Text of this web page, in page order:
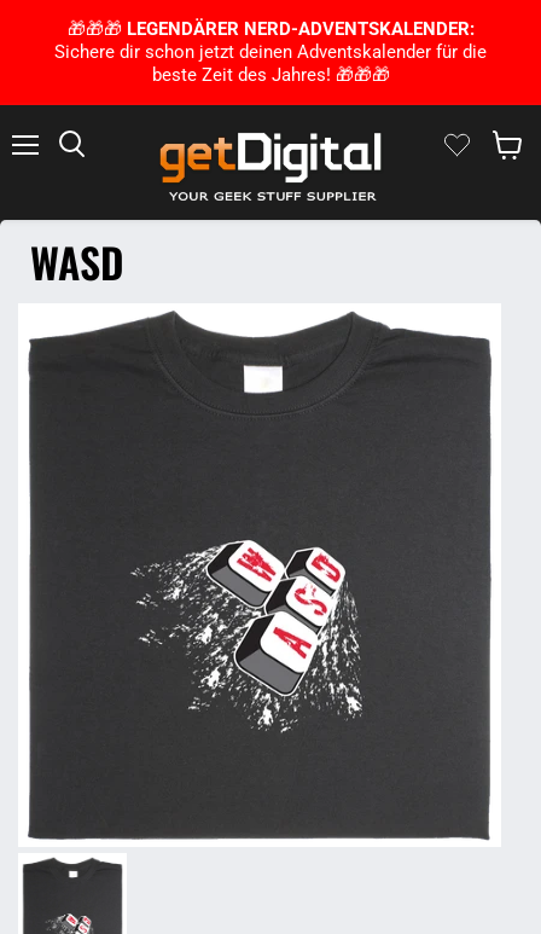
🎁🎁🎁 LEGENDÄRER NERD-ADVENTSKALENDER:
Sichere dir schon jetzt deinen Adventskalender für die
beste Zeit des Jahres! 🎁🎁🎁
WASD